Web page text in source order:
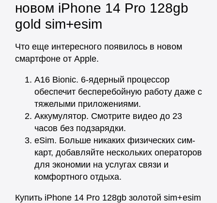
новом iPhone 14 Pro 128gb
gold sim+esim
Что еще интересного появилось в новом
смартфоне от Apple.
A16 Bionic. 6-ядерный процессор
обеспечит бесперебойную работу даже с
тяжелыми приложениями.
Аккумулятор. Смотрите видео до 23
часов без подзарядки.
eSim. Больше никаких физических сим-
карт, добавляйте нескольких операторов
для экономии на услугах связи и
комфортного отдыха.
Купить iPhone 14 Pro 128gb золотой sim+esim